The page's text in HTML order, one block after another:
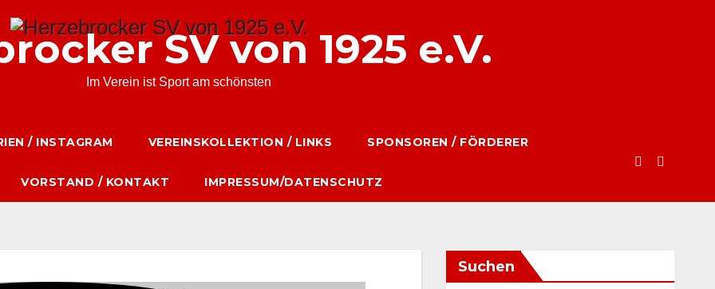
SV von 1925 e.V.
Im Verein ist Sport am schönsten
/ INSTAGRAM VEREINSKOLLEKTION / LINKS SPONSOREN / FÖRDERER
VORSTAND / KONTAKT IMPRESSUM/DATENSCHUTZ
Suchen